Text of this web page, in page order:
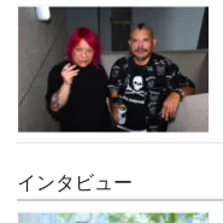
インタビュー